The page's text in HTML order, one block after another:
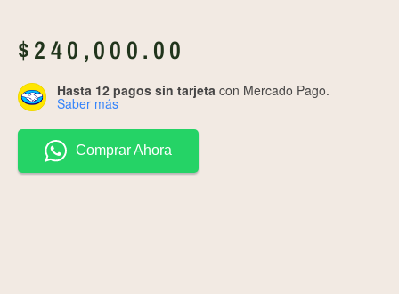
$240,000.00
Hasta 12 pagos sin tarjeta con Mercado Pago.
Saber más
Comprar Ahora